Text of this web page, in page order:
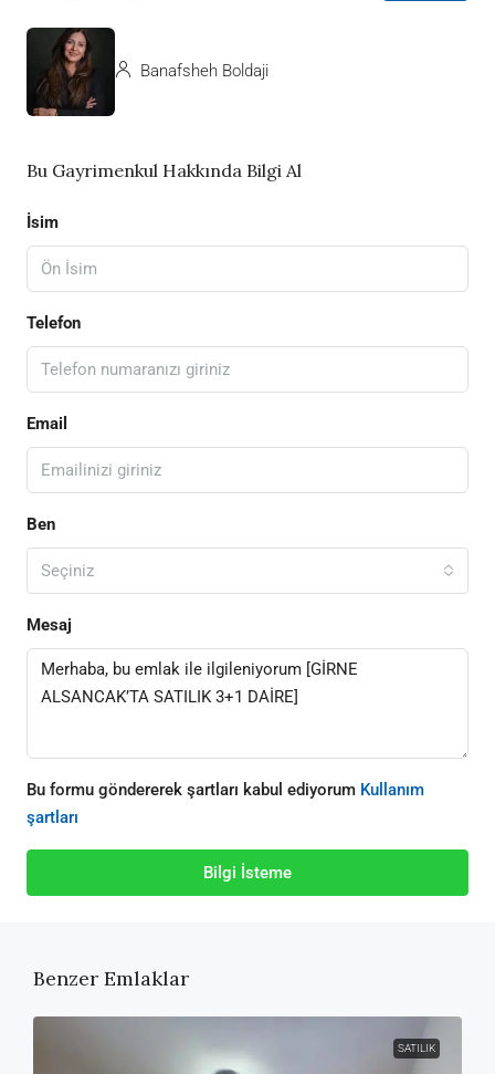
Banafsheh Boldaji
Bu Gayrimenkul Hakkında Bilgi Al
İsim
Telefon
Email
Ben
Seçiniz
Mesaj
Bu formu göndererek şartları kabul ediyorum Kullanım
şartları
Bilgi İsteme
Benzer Emlaklar
SATILIK